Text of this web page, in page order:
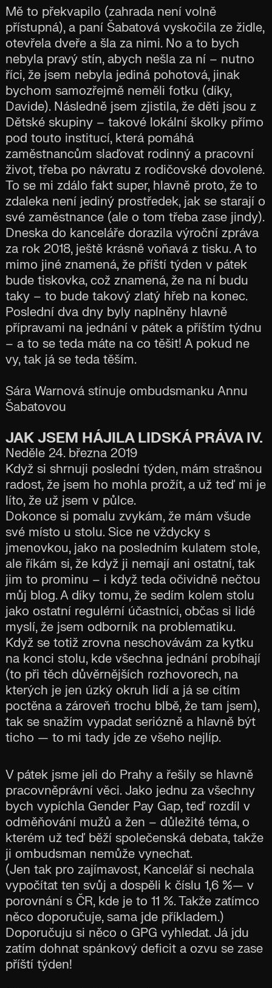
Mě to překvapilo (zahrada není volně
přístupná), a paní Šabatová vyskočila ze židle,
otevřela dveře a šla za nimi. No a to bych
nebyla pravý stín, abych nešla za ní – nutno
říci, že jsem nebyla jediná pohotová, jinak
bychom samozřejmě neměli fotku (díky,
Davide). Následně jsem zjistila, že děti jsou z
Dětské skupiny – takové lokální školky přímo
pod touto institucí, která pomáhá
zaměstnancům slaďovat rodinný a pracovní
život, třeba po návratu z rodičovské dovolené.
To se mi zdálo fakt super, hlavně proto, že to
zdaleka není jediný prostředek, jak se starají o
své zaměstnance (ale o tom třeba zase jindy).
Dneska do kanceláře dorazila výroční zpráva
za rok 2018, ještě krásně voňavá z tisku. A to
mimo jiné znamená, že příští týden v pátek
bude tiskovka, což znamená, že na ní budu
taky – to bude takový zlatý hřeb na konec.
Poslední dva dny byly naplněny hlavně
přípravami na jednání v pátek a příštím týdnu
– a to se teda máte na co těšit! A pokud ne
vy, tak já se teda těším.
Sára Warnová stínuje ombudsmanku Annu
Šabatovou
JAK JSEM HÁJILA LIDSKÁ PRÁVA IV.
Neděle 24. března 2019
Když si shrnuji poslední týden, mám strašnou
radost, že jsem ho mohla prožít, a už teď mi je
líto, že už jsem v půlce.
Dokonce si pomalu zvykám, že mám všude
své místo u stolu. Sice ne vždycky s
jmenovkou, jako na posledním kulatem stole,
ale říkám si, že když ji nemají ani ostatní, tak
jim to prominu – i když teda očividně nečtou
můj blog. A díky tomu, že sedím kolem stolu
jako ostatní regulérní účastníci, občas si lidé
myslí, že jsem odborník na problematiku.
Když se totiž zrovna neschovávám za kytku
na konci stolu, kde všechna jednání probíhají
(to při těch důvěrnějších rozhovorech, na
kterých je jen úzký okruh lidí a já se cítím
poctěna a zároveň trochu blbě, že tam jsem),
tak se snažím vypadat seriózně a hlavně být
ticho — to mi tady jde ze všeho nejlíp.
V pátek jsme jeli do Prahy a řešily se hlavně
pracovněprávní věci. Jako jednu za všechny
bych vypíchla Gender Pay Gap, teď rozdíl v
odměňování mužů a žen – důležité téma, o
kterém už teď běží společenská debata, takže
ji ombudsman nemůže vynechat.
(Jen tak pro zajímavost, Kancelář si nechala
vypočítat ten svůj a dospěli k číslu 1,6 %— v
porovnání s ČR, kde je to 11 %. Takže zatímco
něco doporučuje, sama jde příkladem.)
Doporučuju si něco o GPG vyhledat. Já jdu
zatím dohnat spánkový deficit a ozvu se zase
příští týden!